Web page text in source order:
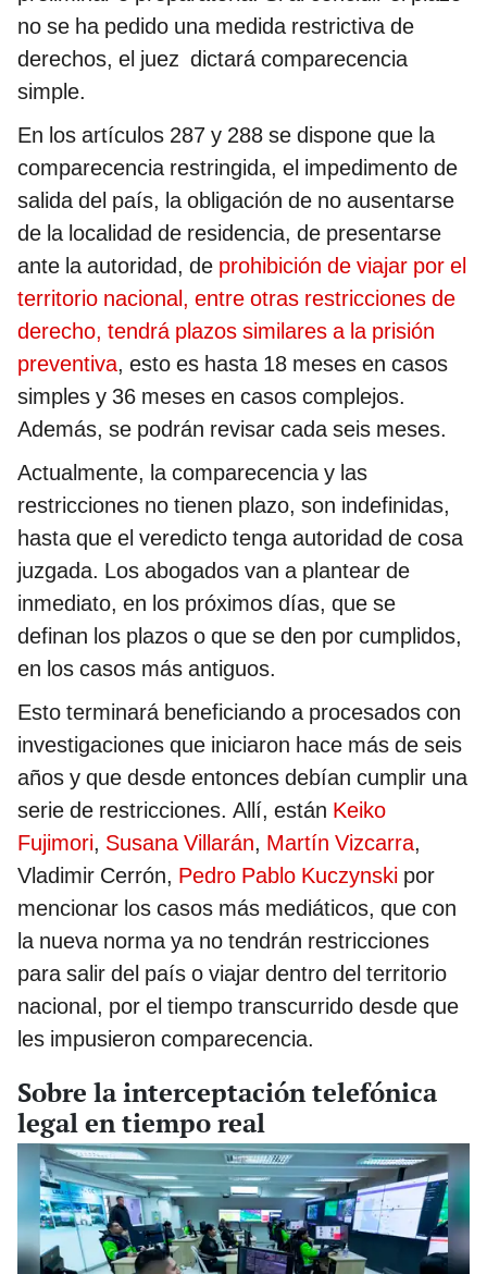
no se ha pedido una medida restrictiva de
derechos, el juez dictará comparecencia
simple.
En los artículos 287 y 288 se dispone que la
comparecencia restringida, el impedimento de
salida del país, la obligación de no ausentarse
de la localidad de residencia, de presentarse
ante la autoridad, de prohibición de viajar por el
territorio nacional, entre otras restricciones de
derecho, tendrá plazos similares a la prisión
preventiva, esto es hasta 18 meses en casos
simples y 36 meses en casos complejos.
Además, se podrán revisar cada seis meses.
Actualmente, la comparecencia y las
restricciones no tienen plazo, son indefinidas,
hasta que el veredicto tenga autoridad de cosa
juzgada. Los abogados van a plantear de
inmediato, en los próximos días, que se
definan los plazos o que se den por cumplidos,
en los casos más antiguos.
Esto terminará beneficiando a procesados con
investigaciones que iniciaron hace más de seis
años y que desde entonces debían cumplir una
serie de restricciones. Allí, están Keiko
Fujimori, Susana Villarán, Martín Vizcarra,
Vladimir Cerrón, Pedro Pablo Kuczynski por
mencionar los casos más mediáticos, que con
la nueva norma ya no tendrán restricciones
para salir del país o viajar dentro del territorio
nacional, por el tiempo transcurrido desde que
les impusieron comparecencia.
Sobre la interceptación telefónica
legal en tiempo real